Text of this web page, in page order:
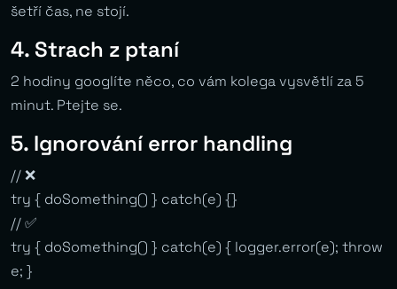
šetří čas, ne stojí.
4. Strach z ptaní
2 hodiny googlíte něco, co vám kolega vysvětlí za 5
minut. Ptejte se.
5. Ignorování error handling
// ❌
try { doSomething() } catch(e) {}
// ✅
try { doSomething() } catch(e) { logger.error(e); throw
e; }